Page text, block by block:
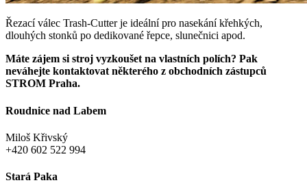
Řezací válec Trash-Cutter je ideální pro nasekání křehkých,
dlouhých stonků po dedikované řepce, slunečnici apod.
Máte zájem si stroj vyzkoušet na vlastních polích? Pak
neváhejte kontaktovat některého z obchodních zástupců
STROM Praha.
Roudnice nad Labem
Miloš Křivský
+420 602 522 994
Stará Paka